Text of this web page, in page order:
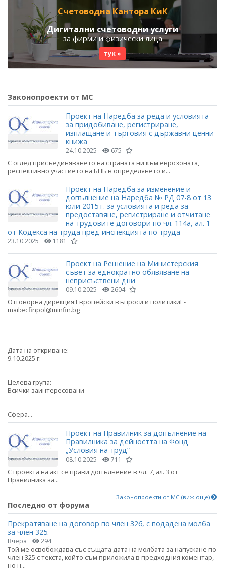
Счетоводна Кантора КиК
Дигитални счетоводни услуги
за фирми и физически лица
тук »
Законопроекти от МС
Проект на Наредба за реда и условията
за придобиване, регистриране,
изплащане и търговия с държавни ценни
книжа
24.10.2025 675
С оглед присъединяването на страната ни към еврозоната,
респективно участието на БНБ в определянето и...
Проект на Наредба за изменение и
допълнение на Наредба № РД 07-8 от 13
юли 2015 г. за условията и реда за
предоставяне, регистриране и отчитане
на трудовите договори по чл. 114а, ал. 1
от Кодекса на труда пред инспекцията по труда
23.10.2025 1181
Проект на Решение на Министерския
съвет за еднократно обявяване на
неприсъствени дни
09.10.2025 2604
Отговорна дирекция:Европейски въпроси и политикиE-
mail:ecfinpol@minfin.bg
Дата на откриване:
9.10.2025 г.
Целева група:
Всички заинтересовани
Сфера...
Проект на Правилник за допълнение на
Правилника за дейността на Фонд
„Условия на труд“
08.10.2025 711
С проекта на акт се прави допълнение в чл. 7, ал. 3 от
Правилника за...
Законопроекти от МС (виж още)
Последно от форума
Прекратяване на договор по член 326, с подадена молба
за член 325.
Вчера 294
Той ме освобождава със същата дата на молбата за напускане по
член 325 с текста, който съм приложила в предходния коментар,
но н...